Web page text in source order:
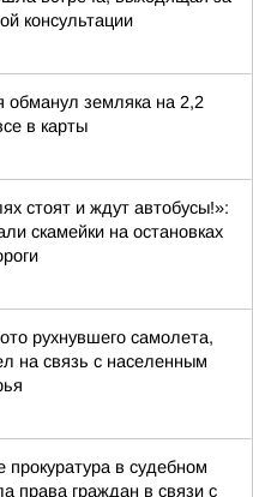
консультации
обманул земляка на 2,2
в карты
стоят и ждут автобусы!»:
скамейки на остановках
рухнувшего самолета,
на связь с населенным
прокуратура в судебном
права граждан в связи с